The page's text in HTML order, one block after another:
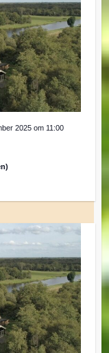
2025 om 11:00